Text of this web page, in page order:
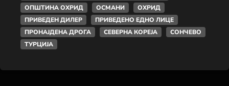
ОПШТИНА ОХРИД
ОСМАНИ
ОХРИД
ПРИВЕДЕН ДИЛЕР
ПРИВЕДЕНО ЕДНО ЛИЦЕ
ПРОНАЈДЕНА ДРОГА
СЕВЕРНА КОРЕЈА
СОНЧЕВО
ТУРЦИЈА